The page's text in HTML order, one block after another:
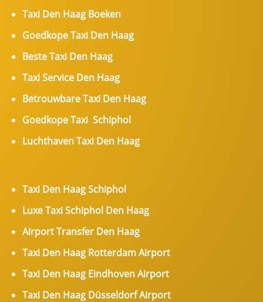
Taxi Den Haag Boeken
Goedkope Taxi Den Haag
Beste Taxi Den Haag
Taxi Service Den Haag
Betrouwbare Taxi Den Haag
Goedkope Taxi Schiphol
Luchthaven Taxi Den Haag
Taxi Den Haag Schiphol
Luxe Taxi Schiphol Den Haag
Airport Transfer Den Haag
Taxi Den Haag Rotterdam Airport
Taxi Den Haag Eindhoven Airport
Taxi Den Haag Düsseldorf Airport